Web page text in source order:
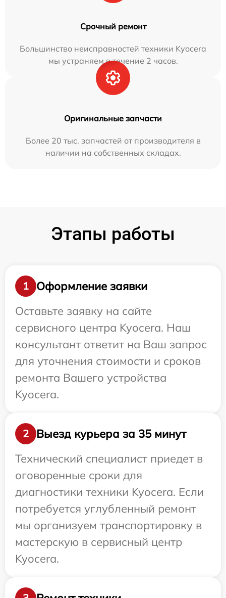
Срочный ремонт
Большинство неисправностей техники Kyocera
мы устраняем в течение 2 часов.
Оригинальные запчасти
Более 20 тыс. запчастей от производителя в
наличии на собственных складах.
Этапы работы
1
Оформление заявки
Оставьте заявку на сайте
сервисного центра Kyocera. Наш
консультант ответит на Ваш запрос
для уточнения стоимости и сроков
ремонта Вашего устройства
Kyocera.
2
Выезд курьера за 35 минут
Технический специалист приедет в
оговоренные сроки для
диагностики техники Kyocera. Если
потребуется углубленный ремонт
мы организуем транспортировку в
мастерскую в сервисный центр
Kyocera.